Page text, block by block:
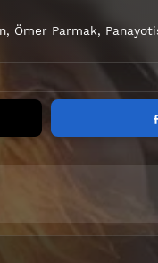
, Ömer Parmak, Panayotis